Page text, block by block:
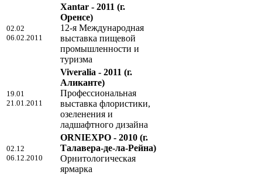
02.02
06.02.2011
Xantar - 2011 (г.
Оренсе)
12-я Международная
выставка пищевой
промышленности и
туризма
19.01
21.01.2011
Viveralia - 2011 (г.
Аликанте)
Профессиональная
выставка флористики,
озеленения и
ладшафтного дизайна
02.12
06.12.2010
ORNIEXPO - 2010 (г.
Талавера-де-ла-Рейна)
Орнитологическая
ярмарка